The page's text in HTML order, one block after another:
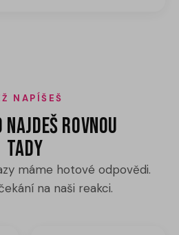
NAPÍŠEŠ
najdeš rovnou
tady
máme hotové odpovědi.
na naši reakci.